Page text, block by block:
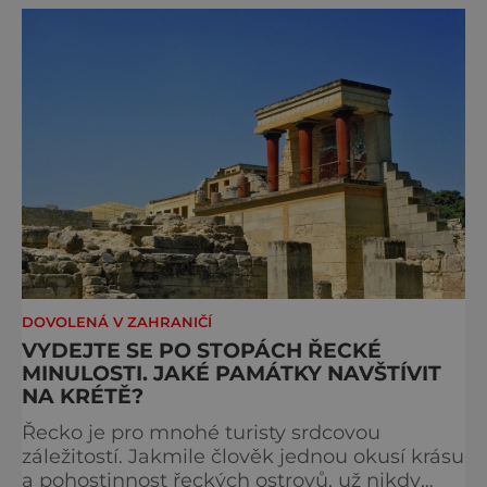
DOVOLENÁ V ZAHRANIČÍ
VYDEJTE SE PO STOPÁCH ŘECKÉ
MINULOSTI. JAKÉ PAMÁTKY NAVŠTÍVIT
NA KRÉTĚ?
Řecko je pro mnohé turisty srdcovou
záležitostí. Jakmile člověk jednou okusí krásu
a pohostinnost řeckých ostrovů, už nikdy